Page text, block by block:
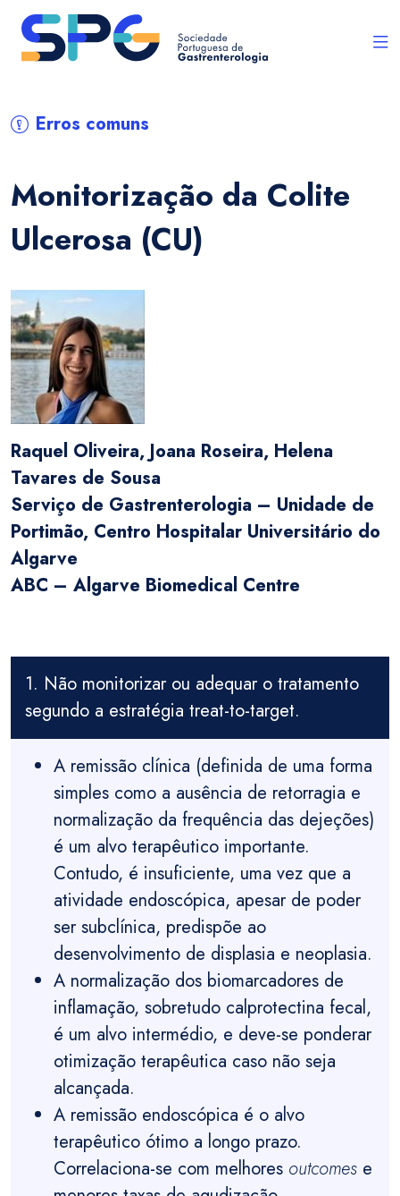
Erros comuns
Monitorização da Colite
Ulcerosa (CU)
Raquel Oliveira, Joana Roseira, Helena
Tavares de Sousa
Serviço de Gastrenterologia – Unidade de
Portimão, Centro Hospitalar Universitário do
Algarve
ABC – Algarve Biomedical Centre
1. Não monitorizar ou adequar o tratamento
segundo a estratégia treat-to-target.
A remissão clínica (definida de uma forma
simples como a ausência de retorragia e
normalização da frequência das dejeções)
é um alvo terapêutico importante.
Contudo, é insuficiente, uma vez que a
atividade endoscópica, apesar de poder
ser subclínica, predispõe ao
desenvolvimento de displasia e neoplasia.
A normalização dos biomarcadores de
inflamação, sobretudo calprotectina fecal,
é um alvo intermédio, e deve-se ponderar
otimização terapêutica caso não seja
alcançada.
A remissão endoscópica é o alvo
terapêutico ótimo a longo prazo.
Correlaciona-se com melhores outcomes e